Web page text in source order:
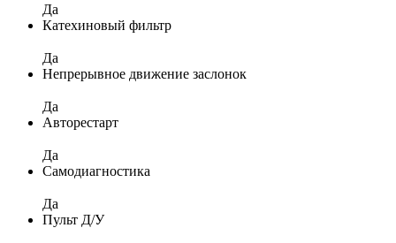
Да
Катехиновый фильтр
Да
Непрерывное движение заслонок
Да
Авторестарт
Да
Самодиагностика
Да
Пульт Д/У